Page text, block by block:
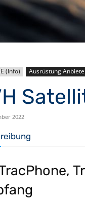
(Info) Ausrüstung
2022